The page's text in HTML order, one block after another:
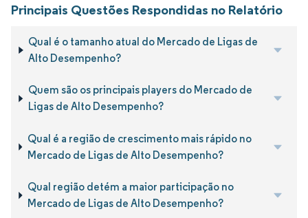
Principais Questões Respondidas no Relatório
Qual é o tamanho atual do Mercado de Ligas de
Alto Desempenho?
Quem são os principais players do Mercado de
Ligas de Alto Desempenho?
Qual é a região de crescimento mais rápido no
Mercado de Ligas de Alto Desempenho?
Qual região detém a maior participação no
Mercado de Ligas de Alto Desempenho?